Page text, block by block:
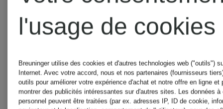
l'usage de cookies
Breuninger utilise des cookies et d'autres technologies web ("outils")
Internet. Avec votre accord, nous et nos partenaires (fournisseurs
outils pour améliorer votre expérience d'achat et notre offre en ligne et
montrer des publicités intéressantes sur d'autres sites. Les données à
personnel peuvent être traitées (par ex. adresses IP, ID de cookie,